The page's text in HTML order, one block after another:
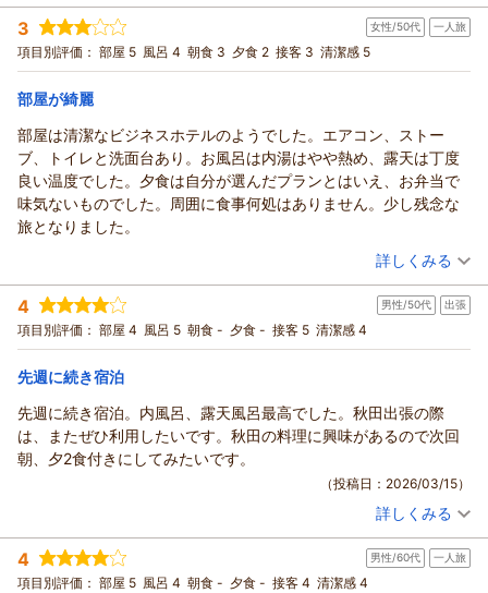
宿泊時期： 2026年05月宿泊 (一人旅)
投稿者： shinagawaさん
宿泊プラン： 【じゃらんスペシャルウィーク】【朝食付】和朝食で1日をス
タート！チェックインは22時までOK
和室 朝のみ
宿泊価格帯：
3 女性/50代 一人旅
項目別評価： 部屋 5 風呂 4 朝食 3 夕食 2 接客 3 清潔感 5
部屋が綺麗
部屋は清潔なビジネスホテルのようでした。エアコン、ストー
ブ、トイレと洗面台あり。お風呂は内湯はやや熱め、露天は丁度
良い温度でした。夕食は自分が選んだプランとはいえ、お弁当で
味気ないものでした。周囲に食事何処はありません。少し残念な
旅となりました。
（投稿日：2026/05/17）
宿泊時期： 2026年05月宿泊 (一人旅)
投稿者： ネギちゃんさん
宿泊プラン： 【仕出し弁当2食付】夕食のお弁当はお部屋でどうぞ＆仕事の
疲れは温泉で癒す♪
和室 朝・夕
宿泊価格帯： 7,001～8,000円(大人一人あたり/税込)
詳しくみる
4 男性/50代 出張
項目別評価： 部屋 4 風呂 5 朝食 - 夕食 - 接客 5 清潔感 4
先週に続き宿泊
先週に続き宿泊。内風呂、露天風呂最高でした。秋田出張の際
は、またぜひ利用したいです。秋田の料理に興味があるので次回
朝、夕2食付きにしてみたいです。
（投稿日：2026/03/15）
投稿者： カズさん(男性/50代)
宿泊プラン： 最終イン22時までOK！源泉かけ流しの温泉をたっぷり満喫♪ビ
ジネス・観光に♪素泊まり
和室 食事なし
詳しくみる
4 男性/60代 一人旅
項目別評価： 部屋 5 風呂 4 朝食 - 夕食 - 接客 4 清潔感 4